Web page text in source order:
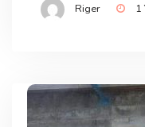
Riger 1